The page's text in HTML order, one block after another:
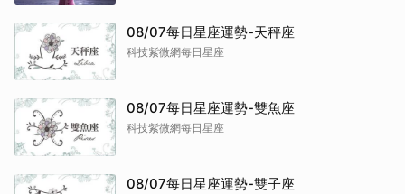
08/07每日星座運勢-天秤座
科技紫微網每日星座
08/07每日星座運勢-雙魚座
科技紫微網每日星座
08/07每日星座運勢-雙子座